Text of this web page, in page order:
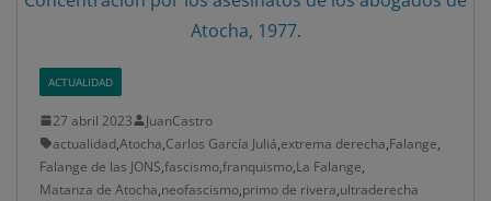
Atocha, 1977.
ACTUALIDAD
27 abril 2023
JuanCastro
actualidad,Atocha,Carlos García Juliá,extrema derecha,Falange,
Falange de las JONS,fascismo,franquismo,La Falange,
Matanza de Atocha,neofascismo,primo de rivera,ultraderecha